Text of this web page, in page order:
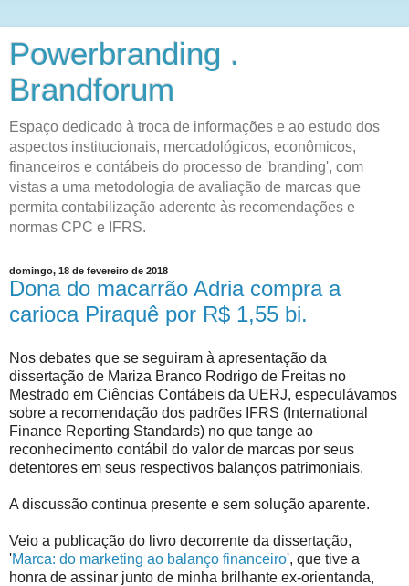
Powerbranding .
Brandforum
Espaço dedicado à troca de informações e ao estudo dos
aspectos institucionais, mercadológicos, econômicos,
financeiros e contábeis do processo de 'branding', com
vistas a uma metodologia de avaliação de marcas que
permita contabilização aderente às recomendações e
normas CPC e IFRS.
domingo, 18 de fevereiro de 2018
Dona do macarrão Adria compra a
carioca Piraquê por R$ 1,55 bi.
Nos debates que se seguiram à apresentação da
dissertação de Mariza Branco Rodrigo de Freitas no
Mestrado em Ciências Contábeis da UERJ, especulávamos
sobre a recomendação dos padrões IFRS (International
Finance Reporting Standards) no que tange ao
reconhecimento contábil do valor de marcas por seus
detentores em seus respectivos balanços patrimoniais.
A discussão continua presente e sem solução aparente.
Veio a publicação do livro decorrente da dissertação,
'Marca: do marketing ao balanço financeiro', que tive a
honra de assinar junto de minha brilhante ex-orientanda,